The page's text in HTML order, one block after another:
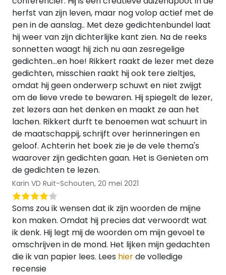
herfst van zijn leven, maar nog volop actief met de
pen in de aanslag.. Met deze gedichtenbundel laat
hij weer van zijn dichterlijke kant zien. Na de reeks
sonnetten waagt hij zich nu aan zesregelige
gedichten...en hoe! Rikkert raakt de lezer met deze
gedichten, misschien raakt hij ook tere zieltjes,
omdat hij geen onderwerp schuwt en niet zwijgt
om de lieve vrede te bewaren. Hij spiegelt de lezer,
zet lezers aan het denken en maakt ze aan het
lachen. Rikkert durft te benoemen wat schuurt in
de maatschappij, schrijft over herinneringen en
geloof. Achterin het boek zie je de vele thema's
waarover zijn gedichten gaan. Het is Genieten om
de gedichten te lezen.
Karin VD Ruit-Schouten, 20 mei 2021
Soms zou ik wensen dat ik zijn woorden de mijne
kon maken. Omdat hij precies dat verwoordt wat
ik denk. Hij legt mij de woorden om mijn gevoel te
omschrijven in de mond. Het lijken mijn gedachten
die ik van papier lees. Lees hierde volledige
recensie